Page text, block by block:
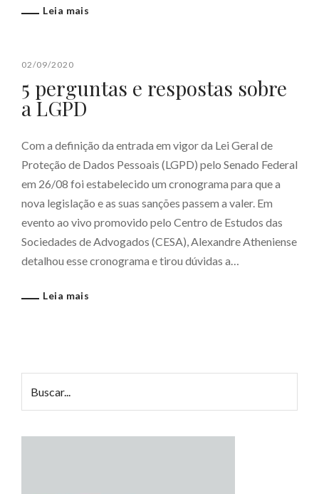
Leia mais
02/09/2020
5 perguntas e respostas sobre
a LGPD
Com a definição da entrada em vigor da Lei Geral de
Proteção de Dados Pessoais (LGPD) pelo Senado Federal
em 26/08 foi estabelecido um cronograma para que a
nova legislação e as suas sanções passem a valer. Em
evento ao vivo promovido pelo Centro de Estudos das
Sociedades de Advogados (CESA), Alexandre Atheniense
detalhou esse cronograma e tirou dúvidas a…
Leia mais